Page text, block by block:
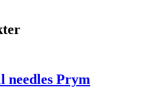
needles Prym